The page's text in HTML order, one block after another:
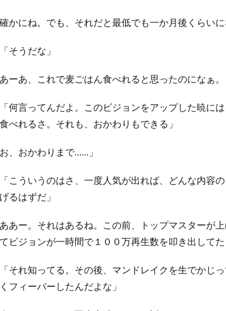
かにね。でも、それだと最低でも一か月後くらいに
そうだな」
ーあ、これで麦ごはん食べれると思ったのになぁ
「何言ってんだよ。このビジョンをアップした暁に
べれるさ。それも、おかわりもできる」
、おかわりまで……」
「こういうのはさ、一度人気が出れば、どんな内容
るはずだ」
あー。それはあるね。この前、トップマスターが
ビジョンが一時間で１００万再生数を叩き出してた
「それ知ってる。その後、マンドレイクを生でかじ
フィーバーしたんだよな」